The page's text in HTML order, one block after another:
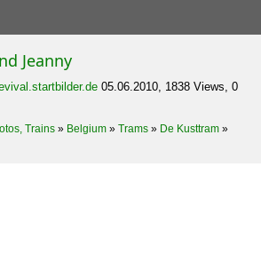
Jeanny
05.06.2010, 1838 Views, 0
Trains » Belgium » Trams » De Kusttram »